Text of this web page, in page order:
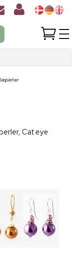
Cat eye